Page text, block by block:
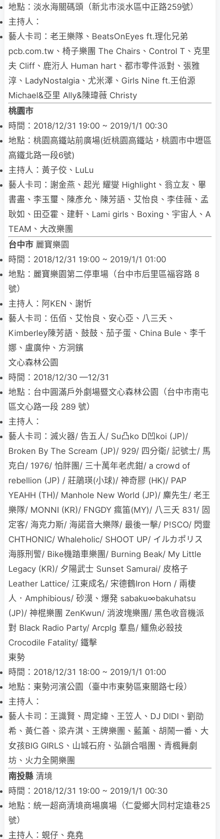
地點：淡水海關碼頭（新北市淡水區中正路259號）
主持人：
藝人卡司：老王樂隊、BeatsOnEyes ft.理化兄弟
pcb.com.tw、椅子樂團 The Chairs、Control T、克里
夫 Cliff、鹿洐人 Human hart、都市零件派對、張雅
淳、LadyNostalgia、尤米澤、Girls Nine ft.王伯源
Michael&亞里 Ally&陳瑋薇 Christy
桃園市
時間：2018/12/31 19:00 ~ 2019/1/1 00:30
地點：桃園高鐵站前廣場(近桃園高鐵站，桃園市中壢區
高鐵北路一段6號)
主持人：黃子佼、LuLu
藝人卡司：謝金燕、起光 耀燮 Highlight、翁立友、畢
書盡、李玉璽、陳彥允、陳芳語、艾怡良、李佳薇、孟
耿如、田亞霍、建軒、Lami girls、Boxing、宇宙人、A
TEAM、大改樂團
台中市 麗寶樂園
時間：2018/12/31 19:00 ~ 2019/1/1 01:00
地點：麗寶樂園第二停車場（台中市后里區福容路 8
號）
主持人：阿KEN、謝忻
藝人卡司：伍佰、艾怡良、安心亞、八三夭、
Kimberley陳芳語、鼓鼓、茄子蛋、China Bule、李千
娜、盧廣仲、方泂鑌
文心森林公園
時間：2018/12/30 —12/31
地點：台中圓滿戶外劇場暨文心森林公園（台中市南屯
區文心路一段 289 號）
主持人：
藝人卡司：滅火器/ 告五人/ Su凸ko D凹koi (JP)/
Broken By The Scream (JP)/ 929/ 四分衛/ 記號士/ 馬
克白/ 1976/ 怕胖團/ 三十萬年老虎鉗/ a crowd of
rebellion (JP) / 莊鵑瑛(小球)/ 神奇膠 (HK)/ PAP
YEAHH (TH)/ Manhole New World (JP)/ 麋先生/ 老王
樂隊/ MONNI (KR)/ FNGDY 瘋笛(MY)/ 八三夭 831/ 固
定客/ 海克力斯/ 海諾音大樂隊/ 最後一擊/ P!SCO/ 閃靈
CHTHONIC/ Whaleholic/ SHOOT UP/ イルカポリス
海豚刑警/ Bike機踏車樂團/ Burning Beak/ My Little
Legacy (KR)/ 夕陽武士 Sunset Samurai/ 皮格子
Leather Lattice/ 江東成名/ 宋德鶴Iron Horn / 兩棲
人．Amphibious/ 砂漠、爆発 sabaku∞bakuhatsu
(JP)/ 神棍樂團 ZenKwun/ 消波塊樂團/ 黑色收音機派
對 Black Radio Party/ Arcplg 羣島/ 鱷魚必殺技
Crocodile Fatality/ 鐵擊
東勢
時間：2018/12/31 18:00 ~ 2019/1/1 01:00
地點：東勢河濱公園（臺中市東勢區東關路七段）
主持人：
藝人卡司：王識賢、周定緯、王笠人、DJ DIDI、劉劭
希、黃仁善、梁卉淇、王牌樂團、藍薰、胡鬧一番、大
女孩BIG GIRLS、山城石府、弘韻合唱團、青楓舞劇
坊、火力全開樂團
南投縣 清境
時間：2018/12/31 19:00 ~ 2019/1/1 00:30
地點：統一超商清境商場廣場（仁愛鄉大同村定遠巷25
號）
主持人：蜆仔、堯堯